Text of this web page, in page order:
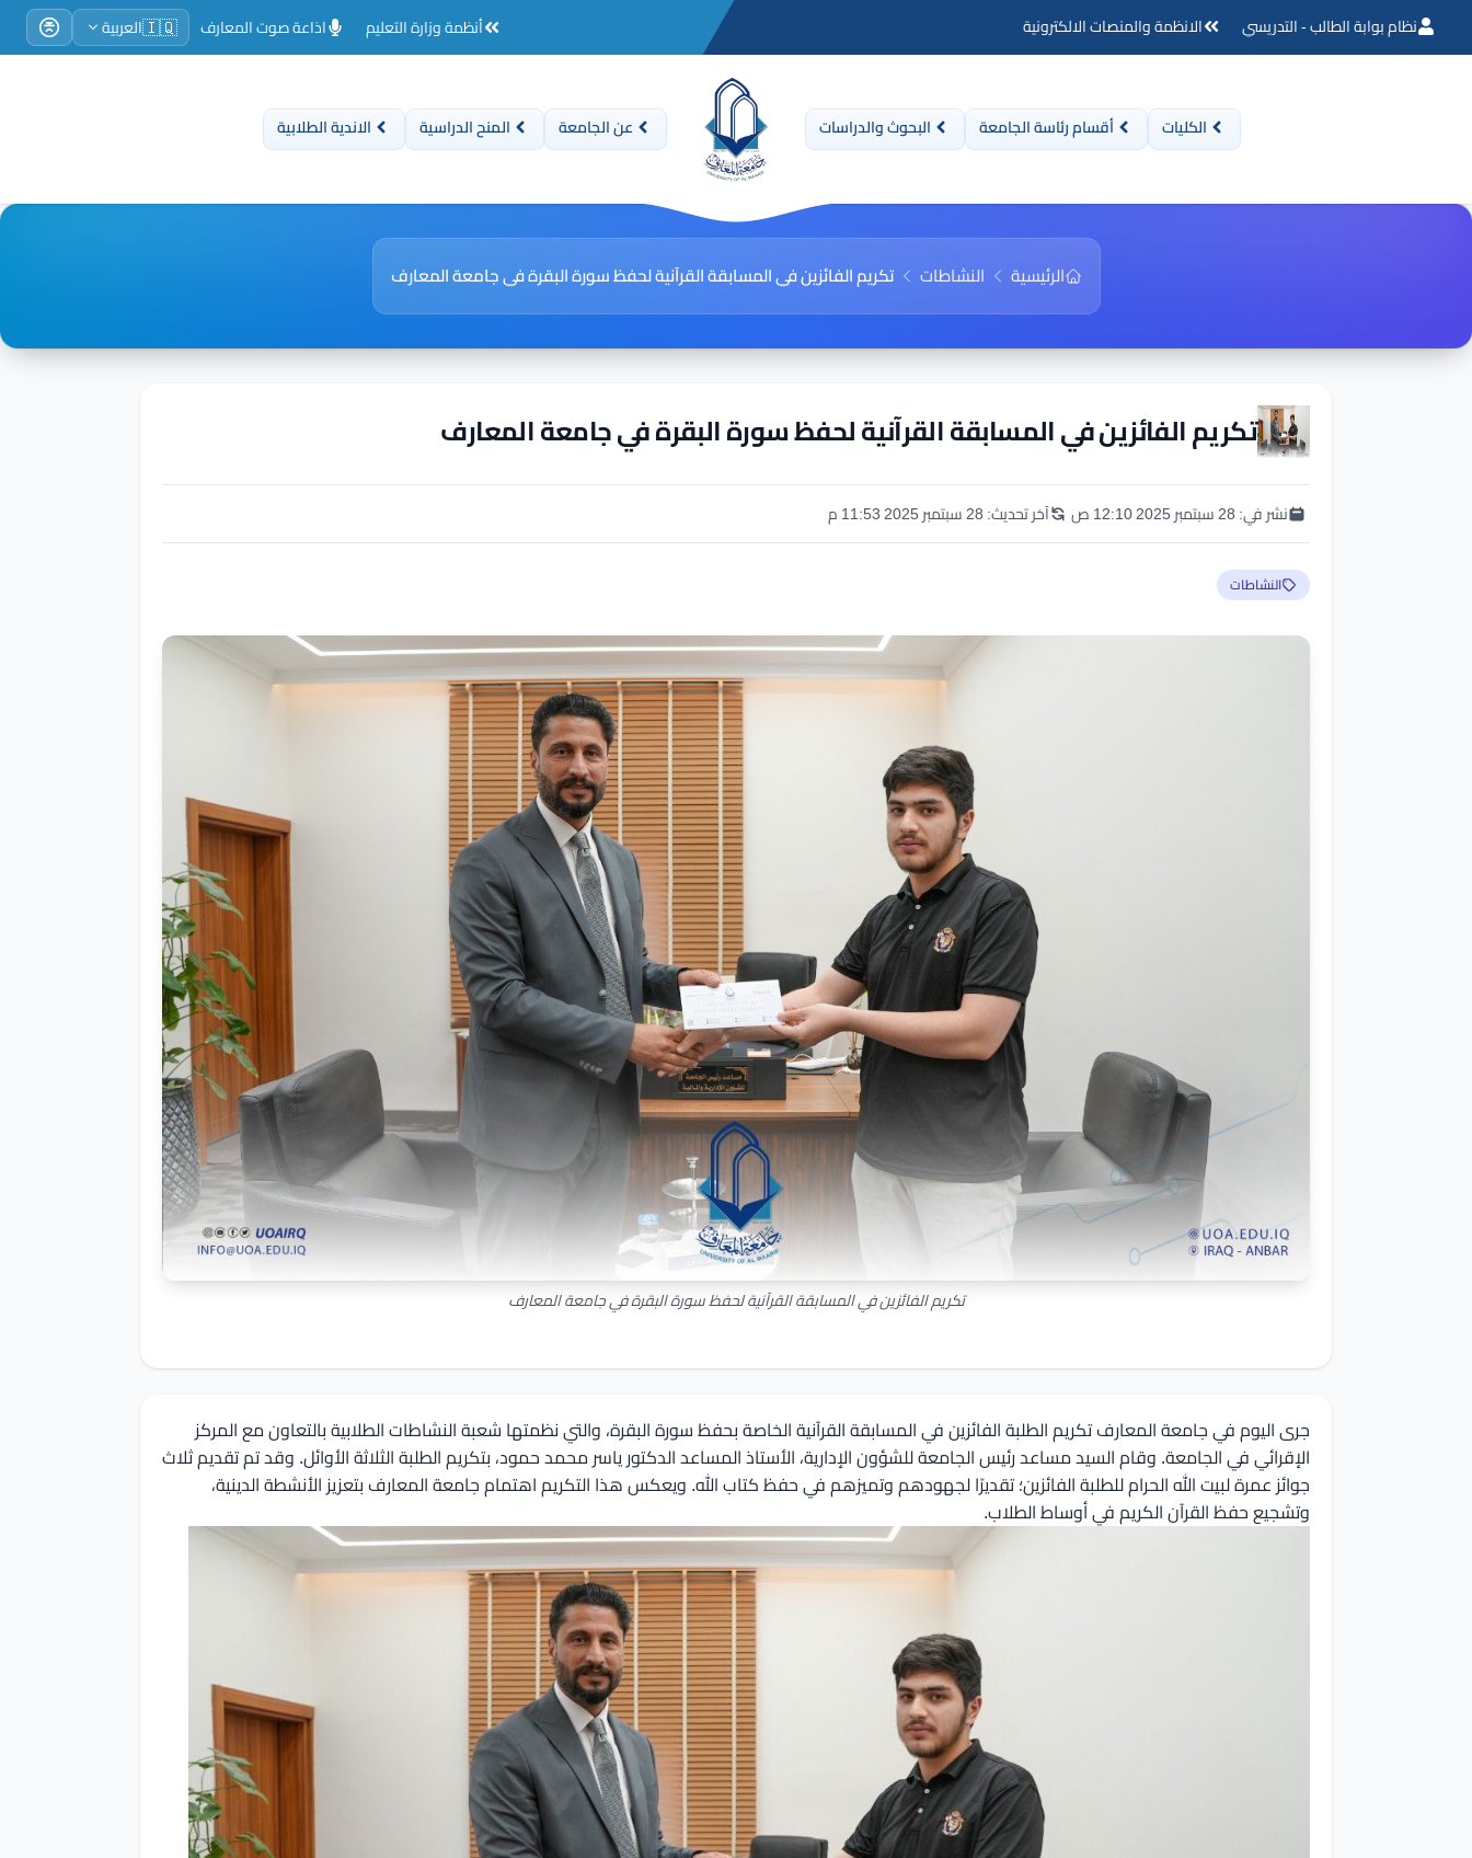
نظام بوابة الطالب - التدريسي الانظمة والمنصات الالكترونية أنظمة وزارة التعليم اذاعة صوت المعارف 🇮🇶العربية
الكليات أقسام رئاسة الجامعة البحوث والدراسات عن الجامعة المنح الدراسية الاندية الطلابية
الرئيسية النشاطات تكريم الفائزين في المسابقة القرآنية لحفظ سورة البقرة في جامعة المعارف
تكريم الفائزين في المسابقة القرآنية لحفظ سورة البقرة في جامعة المعارف
نشر في:28 سبتمبر 2025 12:10 ص آخر تحديث:28 سبتمبر 2025 11:53 م
النشاطات
تكريم الفائزين في المسابقة القرآنية لحفظ سورة البقرة في جامعة المعارف
جرى اليوم في جامعة المعارف تكريم الطلبة الفائزين في المسابقة القرآنية الخاصة بحفظ سورة البقرة، والتي نظمتها شعبة النشاطات الطلابية بالتعاون مع المركز
الإقرائي في الجامعة. وقام السيد مساعد رئيس الجامعة للشؤون الإدارية، الأستاذ المساعد الدكتور ياسر محمد حمود، بتكريم الطلبة الثلاثة الأوائل. وقد تم تقديم ثلاث
جوائز عمرة لبيت الله الحرام للطلبة الفائزين؛ تقديرًا لجهودهم وتميزهم في حفظ كتاب الله. ويعكس هذا التكريم اهتمام جامعة المعارف بتعزيز الأنشطة الدينية،
وتشجيع حفظ القرآن الكريم في أوساط الطلاب.